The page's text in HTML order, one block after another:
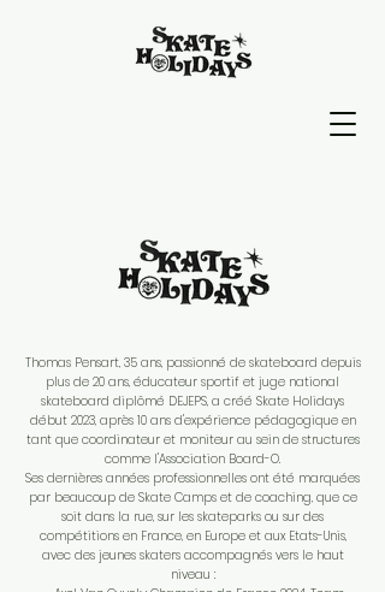
Thomas Pensart, 35 ans, passionné de skateboard depuis
plus de 20 ans, éducateur sportif et juge national
skateboard diplômé DEJEPS, a créé Skate Holidays
début 2023, après 10 ans d'expérience pédagogique en
tant que coordinateur et moniteur au sein de structures
comme l'Association Board-O.
Ses dernières années professionnelles ont été marquées
par beaucoup de Skate Camps et de coaching, que ce
soit dans la rue, sur les skateparks ou sur des
compétitions en France, en Europe et aux Etats-Unis,
avec des jeunes skaters accompagnés vers le haut
niveau :